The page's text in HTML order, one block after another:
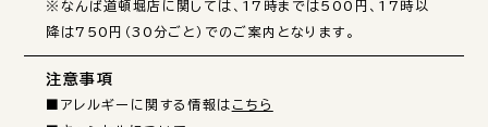
※なんば道頓堀店に関しては、17時までは500円、17時以
注意事項
■アレルギーに関する情報は こちら